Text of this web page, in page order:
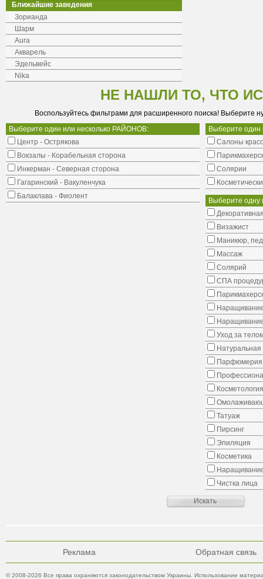
Ближайшие заведения
Зорианда
Шарм
Аura
Акварель
Эдельвейс
Nika
НЕ НАШЛИ ТО, ЧТО
Воспользуйтесь фильтрами для расширенного поиска! Выберите
Выберите один или несколько РАЙОНОВ:
Центр - Острякова
Вокзалы - Корабельная сторона
Инкерман - Северная сторона
Гагаринский - Вакуленчука
Балаклава - Фиолент
Выберите
Салоны
Солярии
Выберите одну
Визажист
Маникюр,
Массаж
Солярий
СПА
Уход за
Натуральная
Парфюмерия
Косметология
Татуаж
Пирсинг
Эпиляция
Косметика
Чистка лица
Реклама Обратная связь
© 2008-2026 Все права охраняются законодательством Украины. Использование